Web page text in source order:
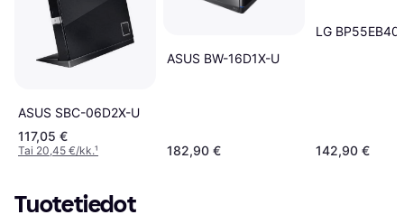
ASUS SBC-06D2X-U
117,05 €
Tai 20,45 €/kk.¹
ASUS BW-16D1X-U
182,90 €
LG BP55EB40
142,90 €
Tuotetiedot